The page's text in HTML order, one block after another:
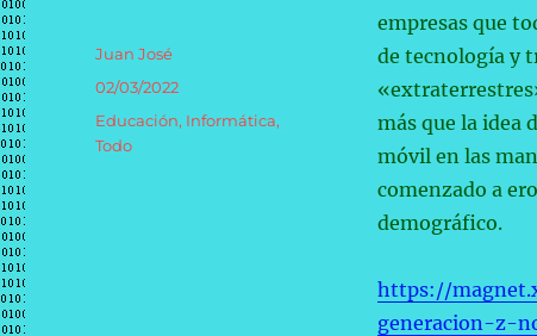
empresas que
de tecnología y
más que la idea
móvil en las
comenzado a
demográfico.
https://
generacion-z-
Autor
Juan José
Publicado
02/03/2022
Categorías
Educación, Informática,
Todo